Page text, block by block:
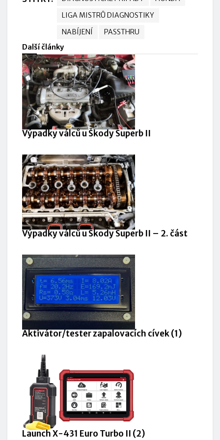
LIGA MISTRŮ DIAGNOSTIKY
NABÍJENÍ
PASSTHRU
Další články
Výpadky válců u Škody Superb II
Výpadky válců u Škody Superb II – 2. část
Aktivátor/tester zapalovacích cívek (1)
Launch X-431 Euro Turbo II (2)